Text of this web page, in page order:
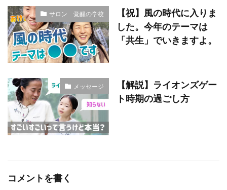
サロン 覚醒の学校
【祝】風の時代に入りま
した。今年のテーマは
「共生」でいきますよ。
メッセージ
【解説】ライオンズゲー
ト時期の過ごし方
コメントを書く